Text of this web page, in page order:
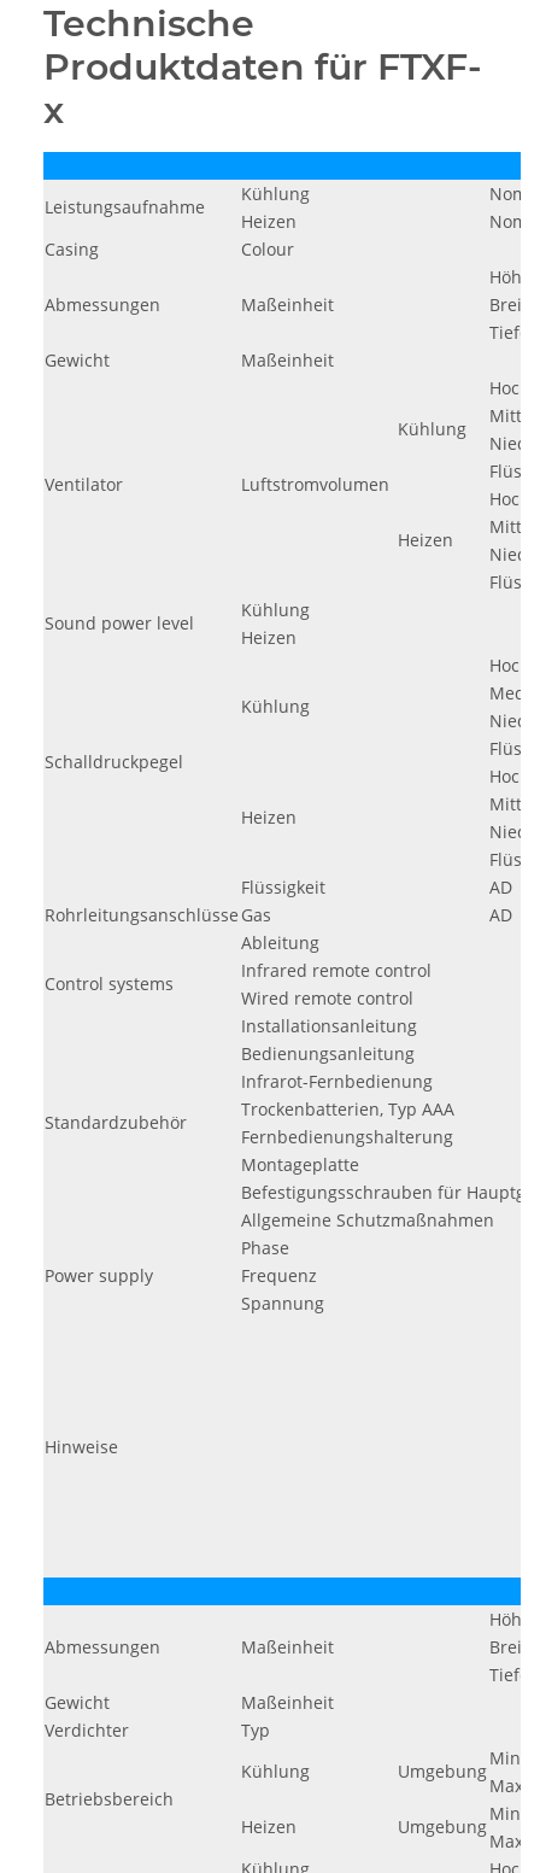
Technische
Produktdaten für FTXF-
x
Leistungsaufnahme
Kühlung
Nom.
Heizen
Nom.
Casing
Colour
Abmessungen Maßeinheit
Höhe
Breite
Tiefe
Gewicht
Maßeinheit
Ventilator Luftstromvolumen
Kühlung
Hoch
Mittel
Heizen
Hoch
Mittel
Sound power level
Kühlung
Heizen
Schalldruckpegel
Kühlung
Hoch
Heizen
Hoch
Mittel
Rohrleitungsanschlüsse
Flüssigkeit
AD
Gas
AD
Ableitung
Control systems
Infrared remote control
Wired remote control
Standardzubehör
Installationsanleitung
Bedienungsanleitung
Infrarot-Fernbedienung
Trockenbatterien, Typ AAA
Fernbedienungshalterung
Montageplatte
Befestigungsschrauben für
Allgemeine Schutzmaßnahmen
Power supply
Phase
Frequenz
Spannung
Hinweise
Abmessungen Maßeinheit
Höhe
Breite
Tiefe
Gewicht
Maßeinheit
Verdichter
Typ
Betriebsbereich
Kühlung Umgebung
Min.
Max.
Heizen
Umgebung
Min.
Max.